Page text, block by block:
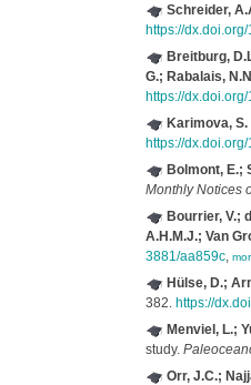
Schreider,
https://
Breitburg,
G.; Rabalais,
https://
Karimova, S.
https://
Bolmont, E.;
Monthly Notices
Bourrier, V.;
A.H.M.J.; Van
3881/aa859c,
Hülse, D.;
382. https://
Menviel, L.;
study.
Orr, J.C.;